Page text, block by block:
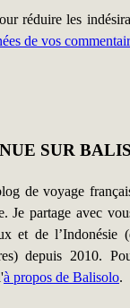
réduire les
de vos
SUR
de voyage
Je partage avec
et de l’Indonésie
depuis 2010.
à propos de Balisolo.